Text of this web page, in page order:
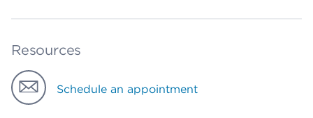
Resources
Schedule an appointment